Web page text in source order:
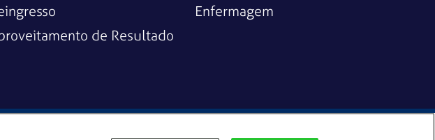
de Resultado
Enfermagem